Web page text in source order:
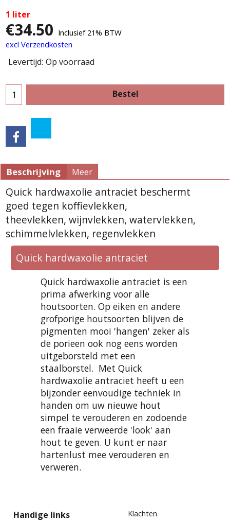
1 liter
€34.50 Inclusief 21% BTW
excl Verzendkosten
Levertijd: Op voorraad
Bestel
Beschrijving Meer
Quick hardwaxolie antraciet beschermt
goed tegen koffievlekken,
theevlekken, wijnvlekken, watervlekken,
schimmelvlekken, regenvlekken
Quick hardwaxolie antraciet
Quick hardwaxolie antraciet is een
prima afwerking voor alle
houtsoorten. Op eiken en andere
grofporige houtsoorten blijven de
pigmenten mooi 'hangen' zeker als
de porieen ook nog eens worden
uitgeborsteld met een
staalborstel. Met Quick
hardwaxolie antraciet heeft u een
bijzonder eenvoudige techniek in
handen om uw nieuwe hout
simpel te verouderen en zodoende
een fraaie verweerde 'look' aan
hout te geven. U kunt er naar
hartenlust mee verouderen en
verweren.
Handige links
Klachten